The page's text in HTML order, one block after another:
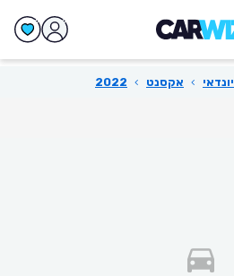
יונדאי › אקסנט ›
2022